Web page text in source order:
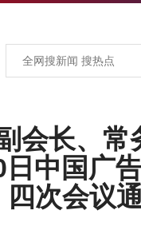
会长、
日中国广
四次会议